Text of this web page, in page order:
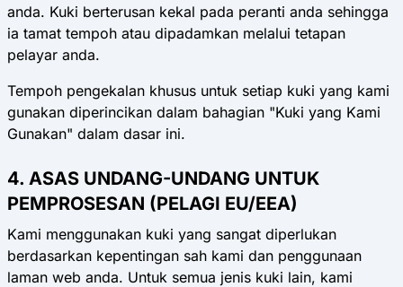
anda. Kuki berterusan kekal pada peranti anda sehingga
ia tamat tempoh atau dipadamkan melalui tetapan
pelayar anda.
Tempoh pengekalan khusus untuk setiap kuki yang kami
gunakan diperincikan dalam bahagian "Kuki yang Kami
Gunakan" dalam dasar ini.
4. ASAS UNDANG-UNDANG UNTUK
PEMPROSESAN (PELAGI EU/EEA)
Kami menggunakan kuki yang sangat diperlukan
berdasarkan kepentingan sah kami dan penggunaan
laman web anda. Untuk semua jenis kuki lain, kami